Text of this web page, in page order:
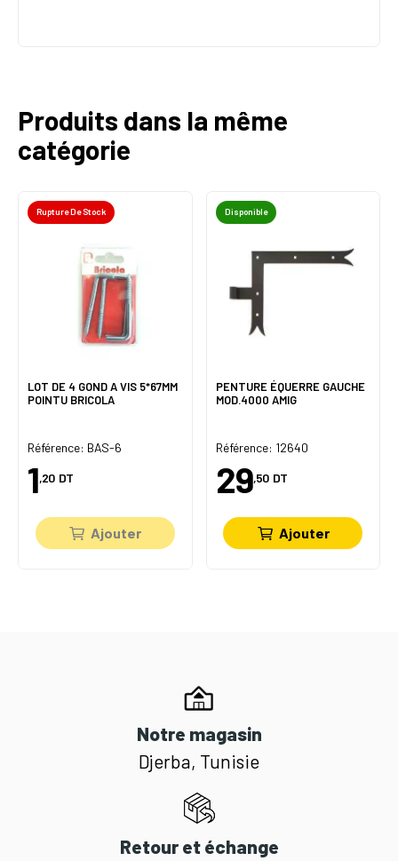
Produits dans la même
catégorie
Rupture De Stock
LOT DE 4 GOND A VIS 5*67MM
POINTU BRICOLA
Référence: BAS-6
1,20 DT
Ajouter
Disponible
PENTURE ÉQUERRE GAUCHE
MOD.4000 AMIG
Référence: 12640
29,50 DT
Ajouter
Notre magasin
Djerba, Tunisie
Retour et échange